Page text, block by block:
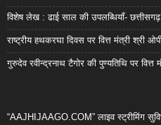
विशेष लेख : ढाई साल की उपलब्धियाँ-
राष्ट्रीय हथकरघा दिवस पर वित्त मंत्री श्री
गुरुदेव रवीन्द्रनाथ टैगोर की पुण्यतिथि पर
“AAJHIJAAGO.COM” लाइव स्ट्रीमिंग